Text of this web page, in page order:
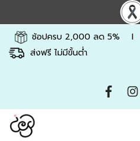
ช้อปครบ 2,000 ลด 5%
ส่งฟรี ไ